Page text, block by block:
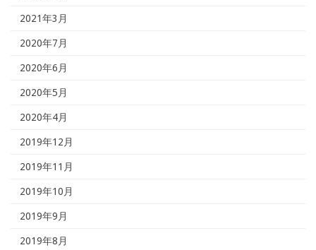
2021年3月
2020年7月
2020年6月
2020年5月
2020年4月
2019年12月
2019年11月
2019年10月
2019年9月
2019年8月